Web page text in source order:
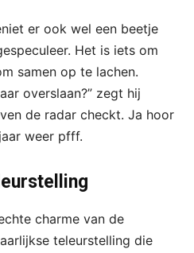
er ook wel een beetje
Het is iets om
samen op te lachen.
overslaan?” zegt hij
de radar checkt. Ja hoor
weer pfff.
charme van de
teleurstelling die